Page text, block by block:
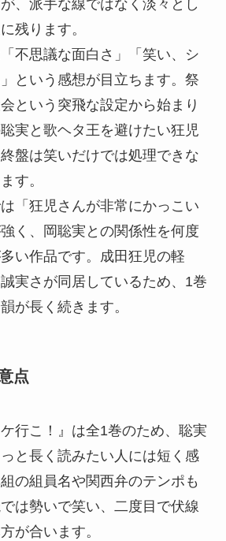
、派手な線ではなく淡々とし
残ります。
不思議な面白さ」「笑い、シ
という感想が目立ちます。祭
という突飛な設定から始まり
実と歌ヘタ王を避けたい狂児
盤は笑いだけでは処理できな
す。
「狂児さんが非常にかっこい
く、岡聡実との関係性を何度
い作品です。成田狂児の軽
実さが同居しているため、1巻
が長く続きます。
点
行こ！』は全1巻のため、聡実
と長く読みたい人には短く感
の組員名や関西弁のテンポも
は勢いで笑い、二度目で伏線
が合います。